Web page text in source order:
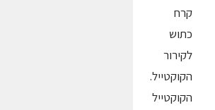
קרח
כתוש
לקירור
הקוקטייל.
הקוקטייל